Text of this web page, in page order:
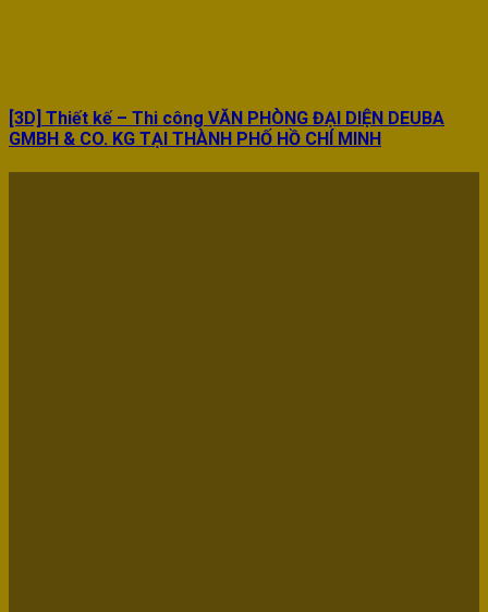
[3D] Thiết kế – Thi công VĂN PHÒNG ĐẠI DIỆN DEUBA
GMBH & CO. KG TẠI THÀNH PHỐ HỒ CHÍ MINH